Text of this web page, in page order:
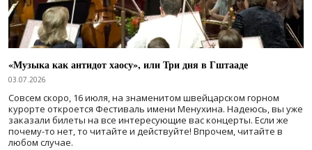
«Музыка как антидот хаосу», или Три дня в Гштааде
03.07.2026
Совсем скоро, 16 июля, на знаменитом швейцарском горном
курорте откроется Фестиваль имени Менухина. Надеюсь, вы уже
заказали билеты на все интересующие вас концерты. Если же
почему-то нет, то читайте и действуйте! Впрочем, читайте в
любом случае.